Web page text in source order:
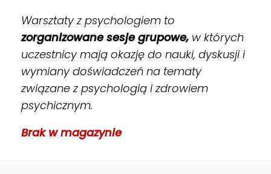
Warsztaty z psychologiem to
zorganizowane sesje grupowe, w których
uczestnicy mają okazję do nauki, dyskusji i
wymiany doświadczeń na tematy
związane z psychologią i zdrowiem
psychicznym.
Brak w magazynie